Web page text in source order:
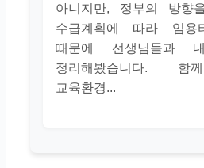
아니지만, 정부의 방향
수급계획에 따라 임용
때문에 선생님들과
정리해봤습니다. 함
교육환경...